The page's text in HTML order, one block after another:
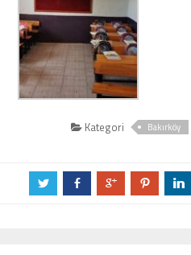
Kategori Bakırköy
a b c d j